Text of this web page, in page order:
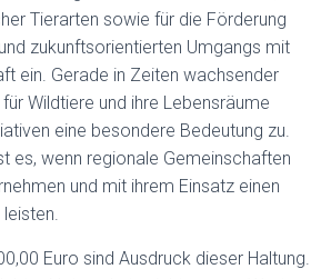
Tierarten sowie für die Förderung
zukunftsorientierten Umgangs mit
ein. Gerade in Zeiten wachsender
Wildtiere und ihre Lebensräume
eine besondere Bedeutung zu.
es, wenn regionale Gemeinschaften
und mit ihrem Einsatz einen
Euro sind Ausdruck dieser Haltung.